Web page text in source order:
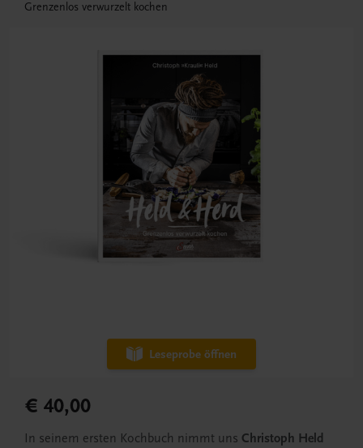
Grenzenlos verwurzelt kochen
Leseprobe öffnen
€ 40,00
In seinem ersten Kochbuch nimmt uns Christoph Held